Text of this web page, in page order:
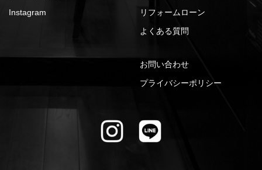
Instagram
リフォームローン
よくある質問
お問い合わせ
プライバシーポリシー